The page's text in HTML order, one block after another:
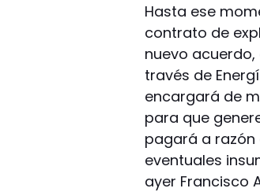
Hasta ese
contrato de
nuevo
través de
encargará de
para que
pagará a razón
eventuales
ayer Francisco